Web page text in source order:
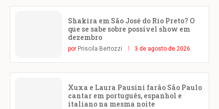
Shakira em São José do Rio Preto? O
que se sabe sobre possível show em
dezembro
por Priscila Bertozzi 3 de agosto de 2026
Xuxa e Laura Pausini farão São Paulo
cantar em português, espanhol e
italiano na mesma noite